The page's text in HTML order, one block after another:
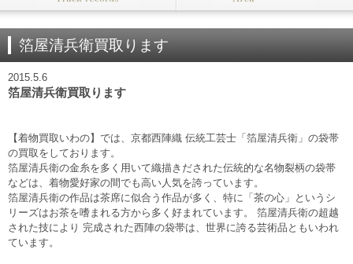
箔屋清兵衛買取ります
2015.5.6
箔屋清兵衛買取ります
【着物買取いわの】では、京都西陣織 伝統工芸士「箔屋清兵衛」の袋帯
の買取をしております。
箔屋清兵衛の金糸を多く用いて織描きだされた伝統的な名物裂柄の袋帯
などは、着物愛好家の間でも高い人気を誇っています。
箔屋清兵衛の作品は茶席に似合う作品が多く、特に「茶の心」というシ
リーズはお茶を嗜まれる方から多く好まれています。 箔屋清兵衛の超越
された技により 完成された西陣の袋帯は、世界に誇る芸術品ともいわれ
ています。